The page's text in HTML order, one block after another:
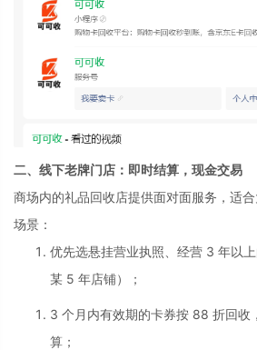
二、线下老牌门店：即时结算，现金交易
商场内的礼品回收店提供面对面服务，适
场景：
优先选悬挂营业执照、经营 3 年以
某 5 年店铺）；
3 个月内有效期的卡券按 88 折回收
算；